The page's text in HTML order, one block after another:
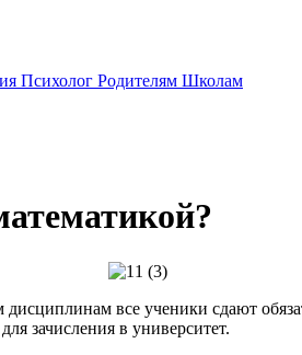
Психолог Родителям Школам
все ученики сдают
зачисления в университет.